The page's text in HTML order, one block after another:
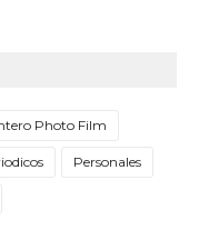
Photo Film
Personales